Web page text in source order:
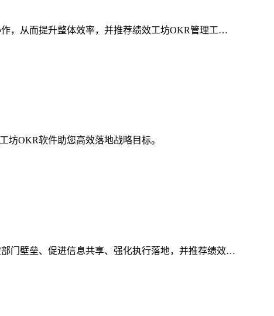
，从而提升整体效率，并推荐绩效工坊OKR管理工…
OKR软件助您高效落地战略目标。
门壁垒、促进信息共享、强化执行落地，并推荐绩效…